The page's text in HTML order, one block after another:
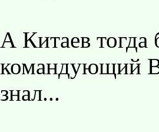
А Китаев
командующий
знал...